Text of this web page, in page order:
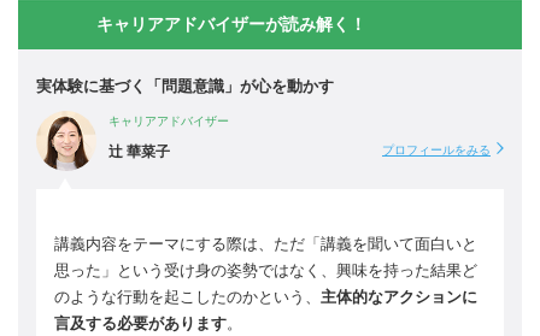
キャリアアドバイザーが読み解く！
実体験に基づく「問題意識」が心を動かす
キャリアアドバイザー
辻 華菜子 プロフィールをみる
講義内容をテーマにする際は、ただ「講義を聞いて面白いと
思った」という受け身の姿勢ではなく、興味を持った結果ど
のような行動を起こしたのかという、 主体的なアクションに
言及する必要があります。